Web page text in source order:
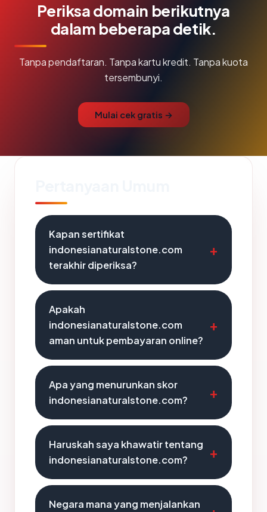
Periksa domain berikutnya
dalam beberapa detik.
Tanpa pendaftaran. Tanpa kartu kredit. Tanpa kuota
tersembunyi.
Mulai cek gratis →
Kapan sertifikat
indonesianaturalstone.com
terakhir diperiksa?
Apakah
indonesianaturalstone.com
aman untuk pembayaran online?
Apa yang menurunkan skor
indonesianaturalstone.com?
Haruskah saya khawatir tentang
indonesianaturalstone.com?
Negara mana yang menjalankan